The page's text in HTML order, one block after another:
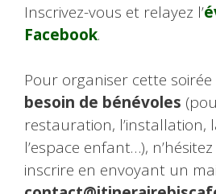
Inscrivez-vous et relayez l’
Facebook.
Pour organiser cette soirée
besoin de bénévoles
restauration, l’installation,
l’espace enfant…),
inscrire en envoyant un